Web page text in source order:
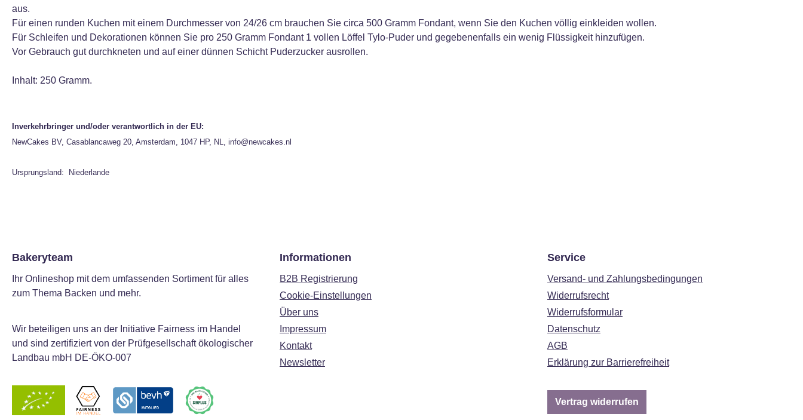
aus.
Für einen runden Kuchen mit einem Durchmesser von 24/26 cm brauchen Sie circa 500 Gramm Fondant, wenn Sie den Kuchen völlig einkleiden wollen.
Für Schleifen und Dekorationen können Sie pro 250 Gramm Fondant 1 vollen Löffel Tylo-Puder und gegebenenfalls ein wenig Flüssigkeit hinzufügen.
Vor Gebrauch gut durchkneten und auf einer dünnen Schicht Puderzucker ausrollen.
Inhalt: 250 Gramm.
Inverkehrbringer und/oder verantwortlich in der EU:
NewCakes BV, Casablancaweg 20, Amsterdam, 1047 HP, NL, info@newcakes.nl
Ursprungsland: Niederlande
Bakeryteam
Ihr Onlineshop mit dem umfassenden Sortiment für alles
zum Thema Backen und mehr.
Wir beteiligen uns an der Initiative Fairness im Handel
und sind zertifiziert von der Prüfgesellschaft ökologischer
Landbau mbH DE-ÖKO-007
Informationen
B2B Registrierung
Cookie-Einstellungen
Über uns
Impressum
Kontakt
Newsletter
Service
Versand- und Zahlungsbedingungen
Widerrufsrecht
Widerrufsformular
Datenschutz
AGB
Erklärung zur Barrierefreiheit
Vertrag widerrufen